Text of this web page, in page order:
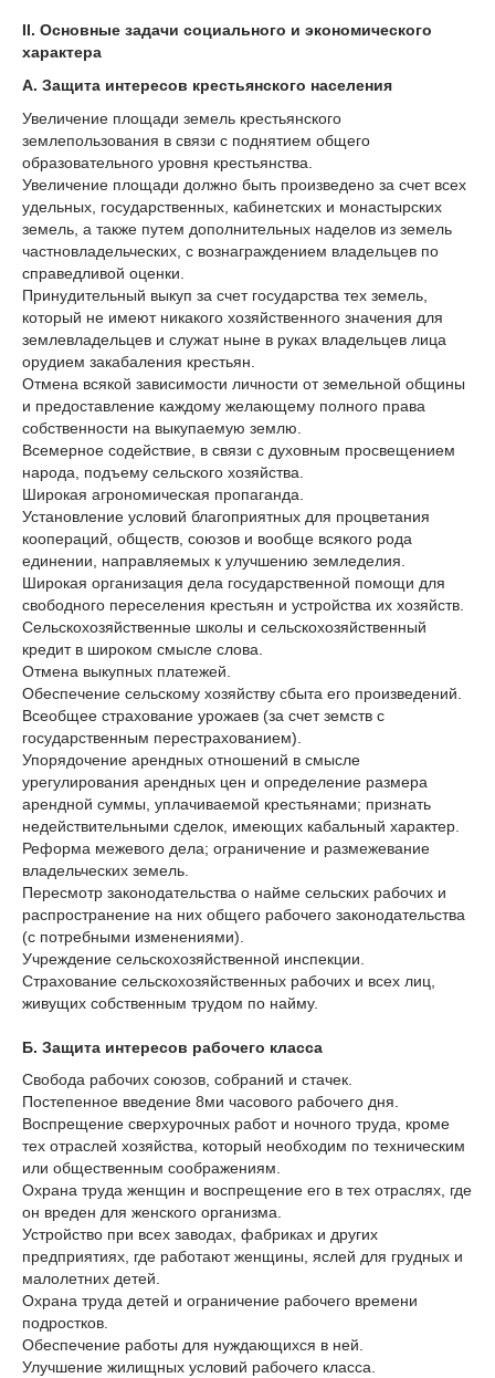
II. Основные задачи социального и экономического
характера
А. Защита интересов крестьянского населения
Увеличение площади земель крестьянского
землепользования в связи с поднятием общего
образовательного уровня крестьянства.
Увеличение площади должно быть произведено за счет всех
удельных, государственных, кабинетских и монастырских
земель, а также путем дополнительных наделов из земель
частновладельческих, с вознаграждением владельцев по
справедливой оценки.
Принудительный выкуп за счет государства тех земель,
который не имеют никакого хозяйственного значения для
землевладельцев и служат ныне в руках владельцев лица
орудием закабаления крестьян.
Отмена всякой зависимости личности от земельной общины
и предоставление каждому желающему полного права
собственности на выкупаемую землю.
Всемерное содействие, в связи с духовным просвещением
народа, подъему сельского хозяйства.
Широкая агрономическая пропаганда.
Установление условий благоприятных для процветания
коопераций, обществ, союзов и вообще всякого рода
единении, направляемых к улучшению земледелия.
Широкая организация дела государственной помощи для
свободного переселения крестьян и устройства их хозяйств.
Сельскохозяйственные школы и сельскохозяйственный
кредит в широком смысле слова.
Отмена выкупных платежей.
Обеспечение сельскому хозяйству сбыта его произведений.
Всеобщее страхование урожаев (за счет земств с
государственным перестрахованием).
Упорядочение арендных отношений в смысле
урегулирования арендных цен и определение размера
арендной суммы, уплачиваемой крестьянами; признать
недействительными сделок, имеющих кабальный характер.
Реформа межевого дела; ограничение и размежевание
владельческих земель.
Пересмотр законодательства о найме сельских рабочих и
распространение на них общего рабочего законодательства
(с потребными изменениями).
Учреждение сельскохозяйственной инспекции.
Страхование сельскохозяйственных рабочих и всех лиц,
живущих собственным трудом по найму.
Б. Защита интересов рабочего класса
Свобода рабочих союзов, собраний и стачек.
Постепенное введение 8ми часового рабочего дня.
Воспрещение сверхурочных работ и ночного труда, кроме
тех отраслей хозяйства, который необходим по техническим
или общественным соображениям.
Охрана труда женщин и воспрещение его в тех отраслях, где
он вреден для женского организма.
Устройство при всех заводах, фабриках и других
предприятиях, где работают женщины, яслей для грудных и
малолетних детей.
Охрана труда детей и ограничение рабочего времени
подростков.
Обеспечение работы для нуждающихся в ней.
Улучшение жилищных условий рабочего класса.